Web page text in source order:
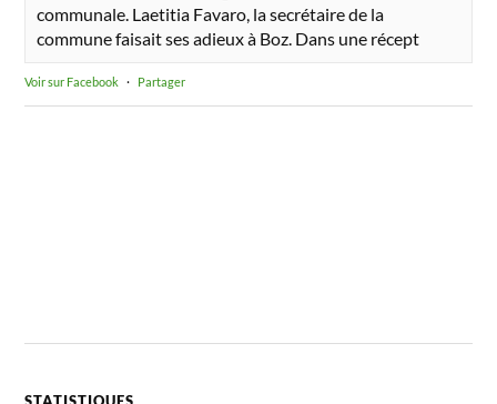
communale. Laetitia Favaro, la secrétaire de la
commune faisait ses adieux à Boz. Dans une récept
Voir sur Facebook · Partager